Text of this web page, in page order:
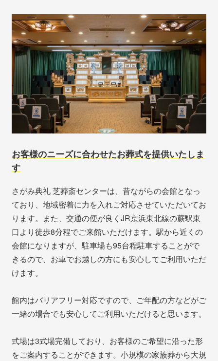
お客様のニーズに合わせたお葬式を提供いたしま
す
さがみ典礼 芝葬斎センターは、昔ながらの会館となっ
ており、地域密着に力を入れご対応させていただいてお
ります。また、交通の便が良くJR京浜東北線の蕨駅東
口より徒歩8分程でご来館いただけます。駅から近くの
会館になりますが、駐車場も95台程駐車することがで
きるので、お車でお越しの方にも安心してご利用いただ
けます。
館内はバリアフリー対応ですので、ご年配の方などがご
一緒の場合でも安心してご利用いただけると思います。
式場は3式場完備しており、お客様のご希望に沿った形
をご案内することができます。小規模の家族葬から大規